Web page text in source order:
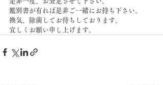
鑑別書が有れば是非ご一緒にお持ち下さい。
換気、除菌してお待ちしております。
宜しくお願い申し上げます。